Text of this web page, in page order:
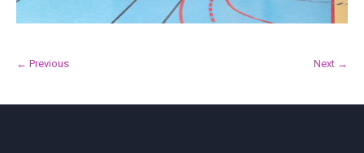
← Previous Next →